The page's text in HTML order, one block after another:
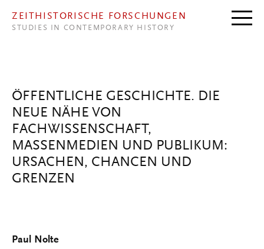
ZEITHISTORISCHE FORSCHUNGEN
STUDIES IN CONTEMPORARY HISTORY
ÖFFENTLICHE GESCHICHTE. DIE
NEUE NÄHE VON
FACHWISSENSCHAFT,
MASSENMEDIEN UND PUBLIKUM:
URSACHEN, CHANCEN UND
GRENZEN
Paul Nolte